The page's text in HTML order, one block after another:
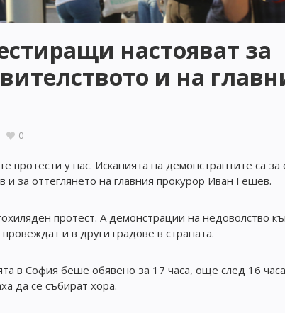
настояват за
и на
0
у нас. Исканията на демонстрантите са за
и за оттеглянето на главния прокурор Иван Гешев.
протест. А демонстрации на недоволство
и в други градове в страната.
в София беше обявено за 17 часа, още след 16
да се събират хора.